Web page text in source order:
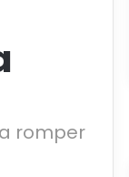
romper